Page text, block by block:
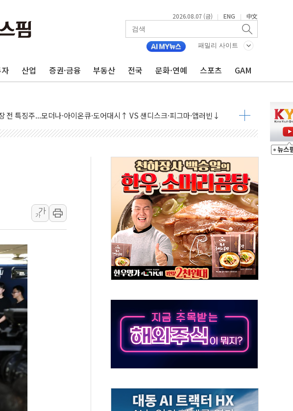
2026.08.07 (금) | ENG | 中文
패밀리 사이트
산업 증권·금융 부동산 전국 문화·연예 스포츠 GAM
방 "러, 우크라 드론으로 나토 회원국 공격 검토… 거짓 깃발 작전"
영업이익 N% 성과급 반대…상법·자본시장법 개정 논의"
뷰, 미 주가선물 AI주 차익실현 속 혼조세...웨스턴디지털·샌디스크↓
최고…美 고용 둔화·호르무즈 재개방 기대에 강세
긴장 완화에 실적 호조까지, 상승...호실적 보고 기업 상승세 뚜렷
드론으로 우크라 민간인 '사파리' 공격… 시민들 공포감 극대화 전략
] 지수 하락 속 'DGC' 임시 주총 기대감에 홀로 상한가…마진 잔액은 사상 최고
' 다이먼 "금융시장 레버리지 위험수위…숨은 차입이 더 큰 변수"
색공장서 화재 1명 중상…대응 1단계 진압 중
장관 "주 52시간 손봐야, 경쟁상대 中과 비교해야"
설 80주년…지역과 함께하는 '선봉'의 대민 봉사
서 동해로 단거리 탄도미사일 1발 발사… 올해 10번째·42일 만 도발
술, 중남미 콜롬비아에 새 안보 위기… 반군·마약카르텔이 습득해 전투 활용
해상서 부유물 감긴 어선 구조
기지 누출, 백린 아닌 무해한 표면 부식 물질"
리업체서 불 2시간30여분만에 진화...외국인 노동자 숨져
는 '불금전파, 송정' 시즌2
가
가